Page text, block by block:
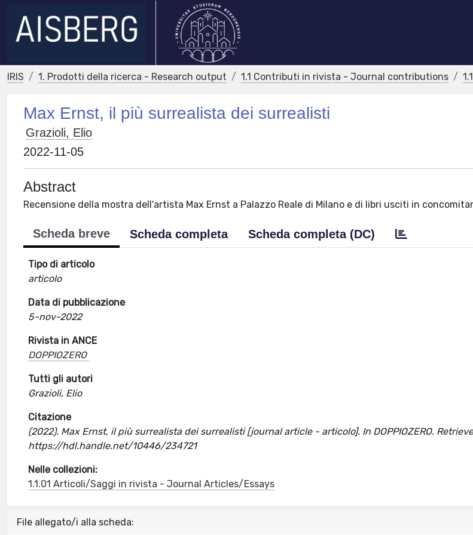
IRIS 1. Prodotti della ricerca - Research output 1.1 Contributi in rivista - Journal contributions
Max Ernst, il più surrealista dei surrealisti
Grazioli, Elio
2022-11-05
Abstract
Recensione della mostra dell'artista Max Ernst a Palazzo Reale di Milano e di libri usciti in
Scheda breve Scheda completa Scheda completa (DC)
Tipo di articolo
articolo
Data di pubblicazione
5-nov-2022
Rivista in ANCE
DOPPIOZERO
Tutti gli autori
Grazioli, Elio
Citazione
(2022). Max Ernst, il più surrealista dei surrealisti [journal article - articolo]. In DOPPIOZERO.
https://hdl.handle.net/10446/234721
Nelle collezioni:
1.1.01 Articoli/Saggi in rivista - Journal Articles/Essays
File allegato/i alla scheda: